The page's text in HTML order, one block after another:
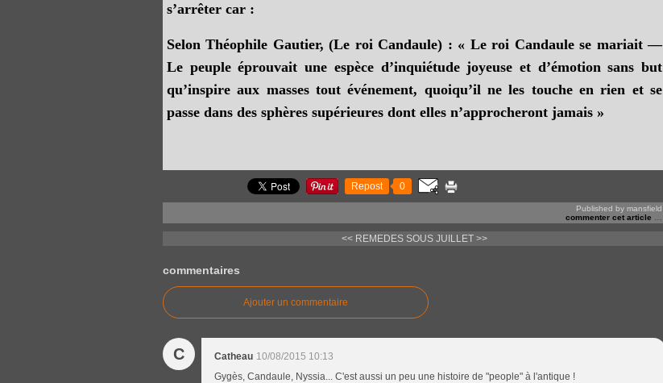
s’arrêter car :
Selon Théophile Gautier, (Le roi Candaule) : « Le roi Candaule se mariait —
Le peuple éprouvait une espèce d’inquiétude joyeuse et d’émotion sans but
qu’inspire aux masses tout événement, quoiqu’il ne les touche en rien et se
passe dans des sphères supérieures dont elles n’approcheront jamais »
Repost 0
Published by mansfield
commenter cet article …
<< REMEDES SOUS JUILLET >>
commentaires
Ajouter un commentaire
C Catheau 10/08/2015 10:13
Gygès, Candaule, Nyssia... C'est aussi un peu une histoire de "people" à l'antique !